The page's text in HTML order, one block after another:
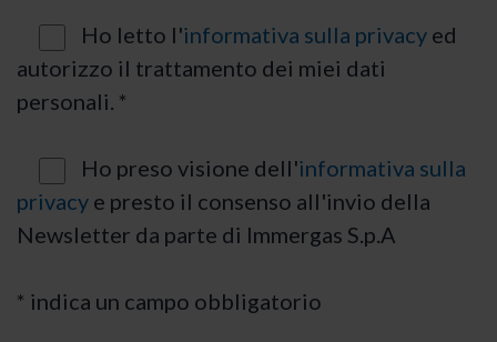
Ho letto l'informativa sulla privacy ed
autorizzo il trattamento dei miei dati
personali. *
Ho preso visione dell'informativa sulla
privacy e presto il consenso all'invio della
Newsletter da parte di Immergas S.p.A
* indica un campo obbligatorio